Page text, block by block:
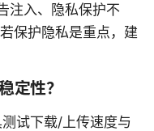
注入、隐私保护不
保护隐私是重点，建
定性？
试下载/上传速度与